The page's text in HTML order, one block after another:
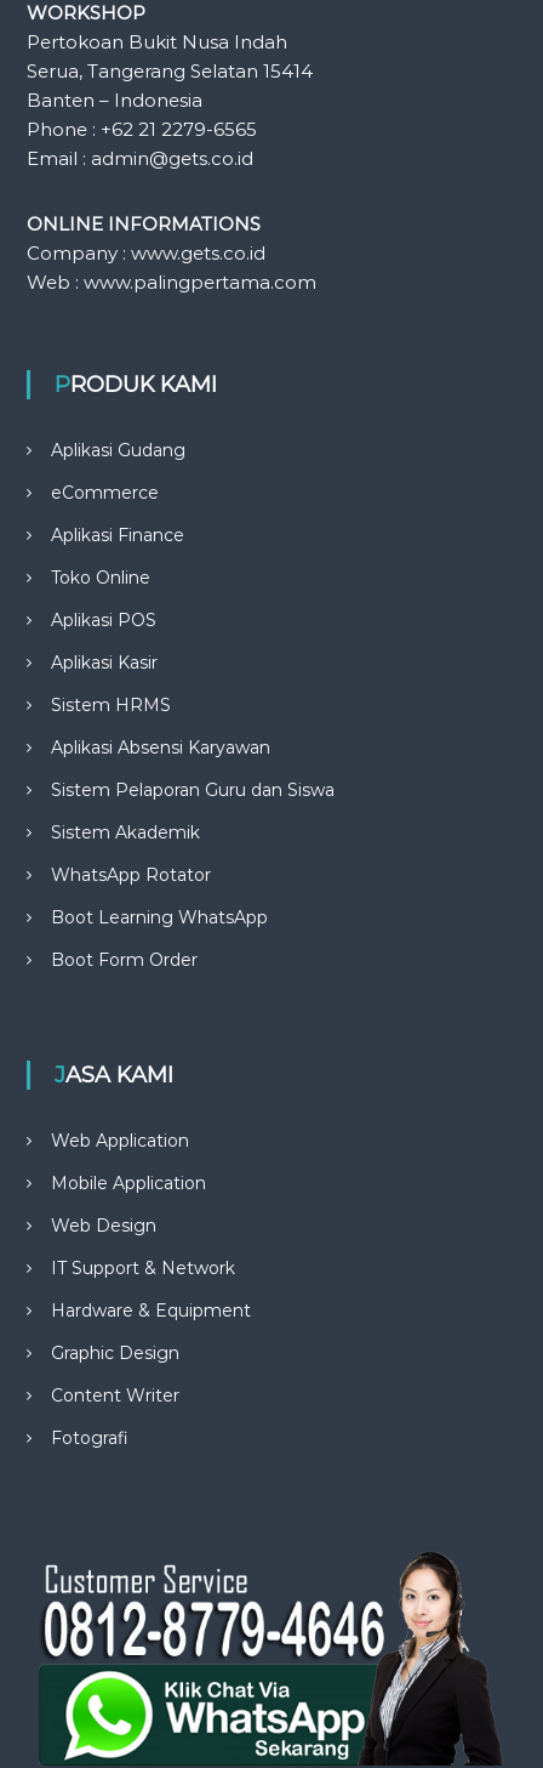
WORKSHOP
Pertokoan Bukit Nusa Indah
Serua, Tangerang Selatan 15414
Banten – Indonesia
Phone : +62 21 2279-6565
Email : admin@gets.co.id
ONLINE INFORMATIONS
Company : www.gets.co.id
Web : www.palingpertama.com
PRODUK KAMI
Aplikasi Gudang
eCommerce
Aplikasi Finance
Toko Online
Aplikasi POS
Aplikasi Kasir
Sistem HRMS
Aplikasi Absensi Karyawan
Sistem Pelaporan Guru dan Siswa
Sistem Akademik
WhatsApp Rotator
Boot Learning WhatsApp
Boot Form Order
JASA KAMI
Web Application
Mobile Application
Web Design
IT Support & Network
Hardware & Equipment
Graphic Design
Content Writer
Fotografi